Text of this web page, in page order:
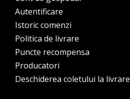
Autentificare
Istoric comenzi
Politica de livrare
Puncte recompensa
Producatori
Deschiderea coletului la livrare